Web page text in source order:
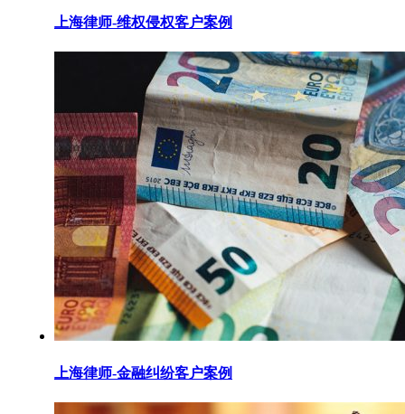
上海律师-维权侵权客户案例
上海律师-金融纠纷客户案例